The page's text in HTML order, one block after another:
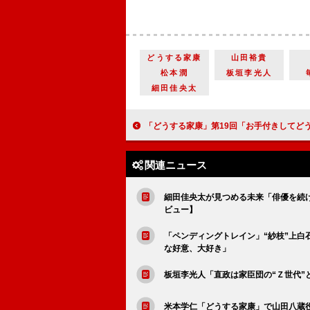
どうする家康
山田裕貴
松本潤
板垣李光人
細田佳央太
「どうする家康」第19回「お手付きしてどうする！」女性たちのたくましさを象徴するお万の言葉【
関連ニュース
細田佳央太が見つめる未来「俳優を
ビュー】
「ペンディングトレイン」“紗枝”上
な好意、大好き」
板垣李光人「直政は家臣団の“Ｚ世代
米本学仁「どうする家康」で山田八